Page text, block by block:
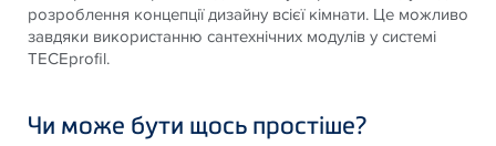
розроблення концепції дизайну всієї кімнати. Це можливо
завдяки використанню сантехнічних модулів у системі
TECEprofil.
Чи може бути щось простіше?